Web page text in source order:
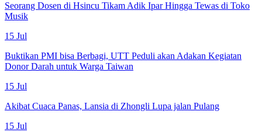
Seorang Dosen di Hsincu Tikam Adik Ipar Hingga Tewas di Toko
Musik
15 Jul
Buktikan PMI bisa Berbagi, UTT Peduli akan Adakan Kegiatan
Donor Darah untuk Warga Taiwan
15 Jul
Akibat Cuaca Panas, Lansia di Zhongli Lupa jalan Pulang
15 Jul